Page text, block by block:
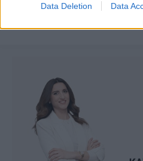
Data Deletion Data